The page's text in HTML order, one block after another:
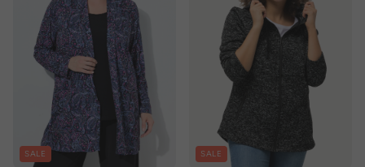
SALE SALE